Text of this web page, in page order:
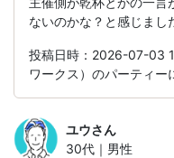
ないのかな？と感じまし
投稿日時：2026-07-03
ワークス）のパーティー
ユウさん
30代｜男性